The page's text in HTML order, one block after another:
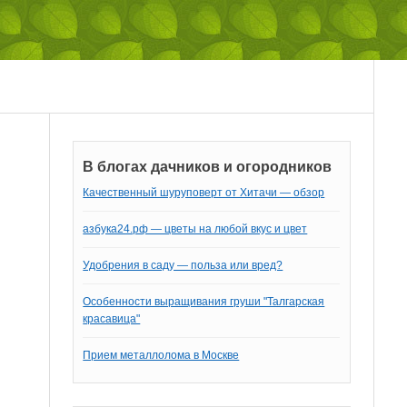
В блогах дачников и огородников
Качественный шуруповерт от Хитачи — обзор
азбука24.рф — цветы на любой вкус и цвет
Удобрения в саду — польза или вред?
Особенности выращивания груши "Талгарская
красавица"
Прием металлолома в Москве